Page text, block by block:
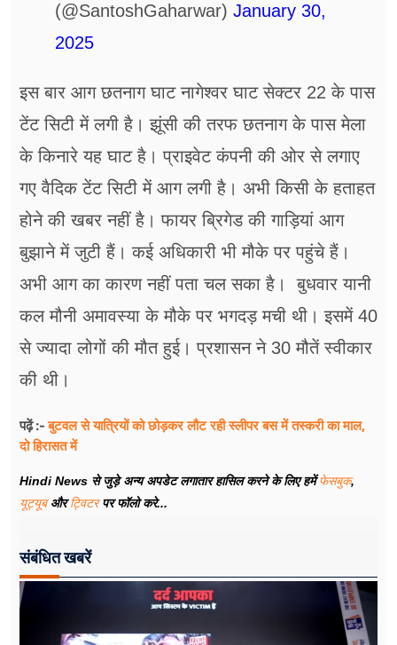
(@SantoshGaharwar) January 30,
2025
इस बार आग छतनाग घाट नागेश्वर घाट सेक्टर 22 के पास
टेंट सिटी में लगी है। झूंसी की तरफ छतनाग के पास मेला
के किनारे यह घाट है। प्राइवेट कंपनी की ओर से लगाए
गए वैदिक टेंट सिटी में आग लगी है। अभी किसी के हताहत
होने की खबर नहीं है। फायर ब्रिगेड की गाड़ियां आग
बुझाने में जुटी हैं। कई अधिकारी भी मौके पर पहुंचे हैं।
अभी आग का कारण नहीं पता चल सका है। बुधवार यानी
कल मौनी अमावस्या के मौके पर भगदड़ मची थी। इसमें 40
से ज्यादा लोगों की मौत हुई। प्रशासन ने 30 मौतें स्वीकार
की थी।
पढ़ें :-बुटवल से यात्रियों को छोड़कर लौट रही स्लीपर बस में तस्करी का माल,
दो हिरासत में
Hindi News से जुड़े अन्य अपडेट लगातार हासिल करने के लिए हमेंफेसबुक,
यूट्यूबऔरट्विटरपर फॉलो करे...
संबंधित खबरें